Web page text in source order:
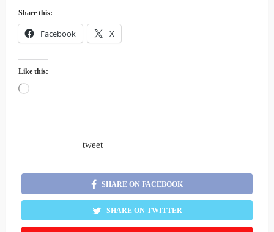
Share this:
Facebook X
Like this:
Loading…
tweet
SHARE ON FACEBOOK
SHARE ON TWITTER